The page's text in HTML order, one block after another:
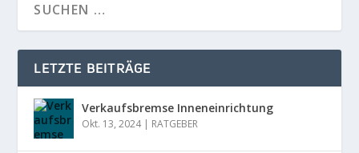
LETZTE BEITRÄGE
Verkaufsbremse Inneneinrichtung
Okt. 13, 2024| RATGEBER